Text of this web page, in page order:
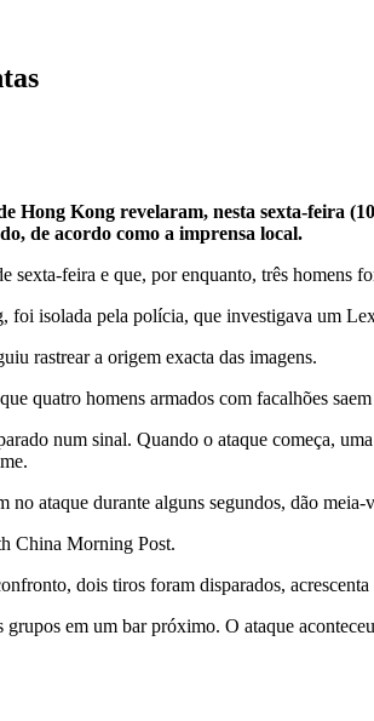
Hong Kong revelaram, nesta sexta-feira
de acordo como a imprensa local.
feira e que, por enquanto, três homens
isolada pela polícia, que investigava um
rastrear a origem exacta das imagens.
quatro homens armados com facalhões
num sinal. Quando o ataque começa,
ataque durante alguns segundos, dão meia-
China Morning Post.
dois tiros foram disparados,
em um bar próximo. O ataque